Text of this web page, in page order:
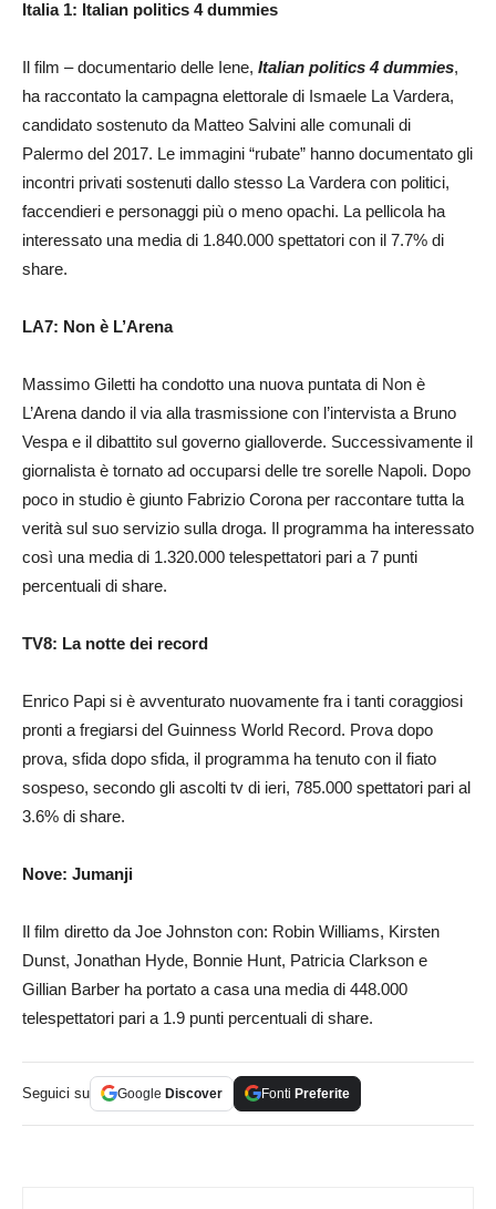
Italia 1: Italian politics 4 dummies
Il film – documentario delle Iene, Italian politics 4 dummies,
ha raccontato la campagna elettorale di Ismaele La Vardera,
candidato sostenuto da Matteo Salvini alle comunali di
Palermo del 2017. Le immagini “rubate” hanno documentato gli
incontri privati sostenuti dallo stesso La Vardera con politici,
faccendieri e personaggi più o meno opachi. La pellicola ha
interessato una media di 1.840.000 spettatori con il 7.7% di
share.
LA7: Non è L’Arena
Massimo Giletti ha condotto una nuova puntata di Non è
L’Arena dando il via alla trasmissione con l’intervista a Bruno
Vespa e il dibattito sul governo gialloverde. Successivamente il
giornalista è tornato ad occuparsi delle tre sorelle Napoli. Dopo
poco in studio è giunto Fabrizio Corona per raccontare tutta la
verità sul suo servizio sulla droga. Il programma ha interessato
così una media di 1.320.000 telespettatori pari a 7 punti
percentuali di share.
TV8: La notte dei record
Enrico Papi si è avventurato nuovamente fra i tanti coraggiosi
pronti a fregiarsi del Guinness World Record. Prova dopo
prova, sfida dopo sfida, il programma ha tenuto con il fiato
sospeso, secondo gli ascolti tv di ieri, 785.000 spettatori pari al
3.6% di share.
Nove: Jumanji
Il film diretto da Joe Johnston con: Robin Williams, Kirsten
Dunst, Jonathan Hyde, Bonnie Hunt, Patricia Clarkson e
Gillian Barber ha portato a casa una media di 448.000
telespettatori pari a 1.9 punti percentuali di share.
Seguici su Google Discover Fonti Preferite